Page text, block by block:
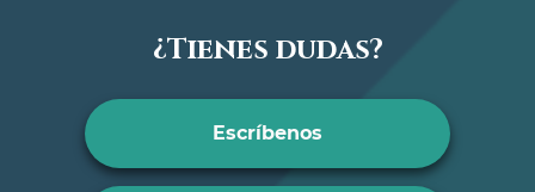
¿Tienes dudas?
Escríbenos